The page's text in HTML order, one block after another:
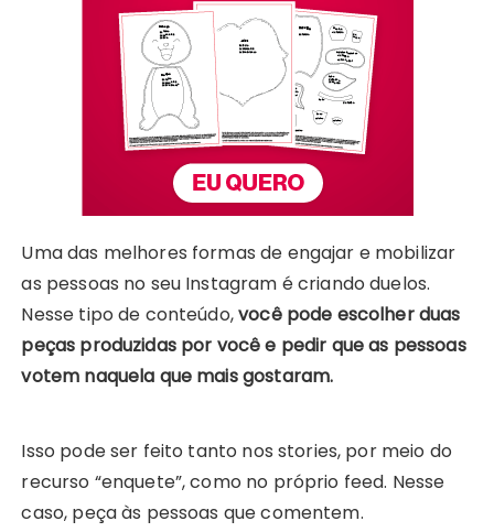
Uma das melhores formas de engajar e mobilizar
as pessoas no seu Instagram é criando duelos.
Nesse tipo de conteúdo,você pode escolher duas
peças produzidas por você e pedir que as pessoas
votem naquela que mais gostaram.
Isso pode ser feito tanto nos stories, por meio do
recurso “enquete”, como no próprio feed. Nesse
caso, peça às pessoas que comentem.